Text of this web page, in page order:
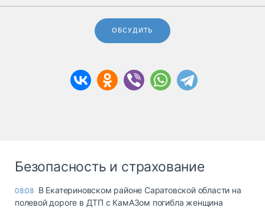
ОБСУДИТЬ
Безопасность и страхование
08:08 В Екатериновском районе Саратовской области на
полевой дороге в ДТП с КамАЗом погибла женщина